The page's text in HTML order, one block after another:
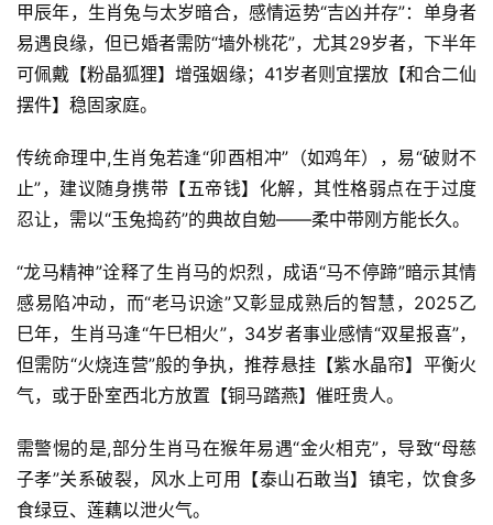
甲辰年，生肖兔与太岁暗合，感情运势“吉凶并存”：单身者
易遇良缘，但已婚者需防“墙外桃花”，尤其29岁者，下半年
可佩戴【粉晶狐狸】增强姻缘；41岁者则宜摆放【和合二仙
摆件】稳固家庭。
传统命理中,生肖兔若逢“卯酉相冲”（如鸡年），易“破财不
止”，建议随身携带【五帝钱】化解，其性格弱点在于过度
忍让，需以“玉兔捣药”的典故自勉——柔中带刚方能长久。
“龙马精神”诠释了生肖马的炽烈，成语“马不停蹄”暗示其情
感易陷冲动，而“老马识途”又彰显成熟后的智慧，2025乙
巳年，生肖马逢“午巳相火”，34岁者事业感情“双星报喜”，
但需防“火烧连营”般的争执，推荐悬挂【紫水晶帘】平衡火
气，或于卧室西北方放置【铜马踏燕】催旺贵人。
需警惕的是,部分生肖马在猴年易遇“金火相克”，导致“母慈
子孝”关系破裂，风水上可用【泰山石敢当】镇宅，饮食多
食绿豆、莲藕以泄火气。